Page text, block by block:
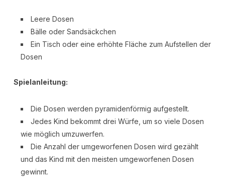
Leere Dosen
Bälle oder Sandsäckchen
Ein Tisch oder eine erhöhte Fläche zum Aufstellen der
Dosen
Spielanleitung:
Die Dosen werden pyramidenförmig aufgestellt.
Jedes Kind bekommt drei Würfe, um so viele Dosen
wie möglich umzuwerfen.
Die Anzahl der umgeworfenen Dosen wird gezählt
und das Kind mit den meisten umgeworfenen Dosen
gewinnt.